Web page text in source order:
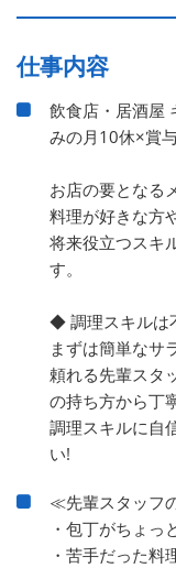
仕事内容
飲食店・居酒屋
みの月10休×賞
お店の要となる
料理が好きな方
将来役立つスキ
す。
◆ 調理スキルは
まずは簡単なサ
頼れる先輩スタ
の持ち方から丁
調理スキルに自
い!
≪先輩スタッフ
・包丁がちょっ
・苦手だった料